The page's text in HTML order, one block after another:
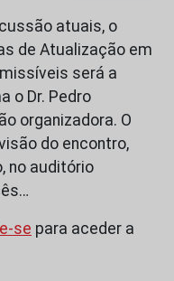
atuais, o
de Atualização em
será a
o Dr. Pedro
organizadora. O
do encontro,
no auditório
se para aceder a